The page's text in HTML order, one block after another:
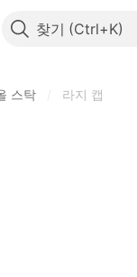
찾기
스탁 라지 캡